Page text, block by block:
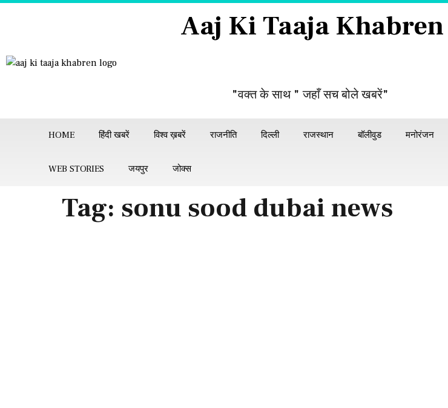
Aaj Ki Taaja Khabren
"वक्त के साथ " जहाँ सच बोले खबरें"
HOME हिंदी खबरें विश्व ख़बरें राजनीति दिल्ली राजस्थान बॉलीवुड मनोरंजन
WEB STORIES जयपुर जोक्स
Tag: sonu sood dubai news